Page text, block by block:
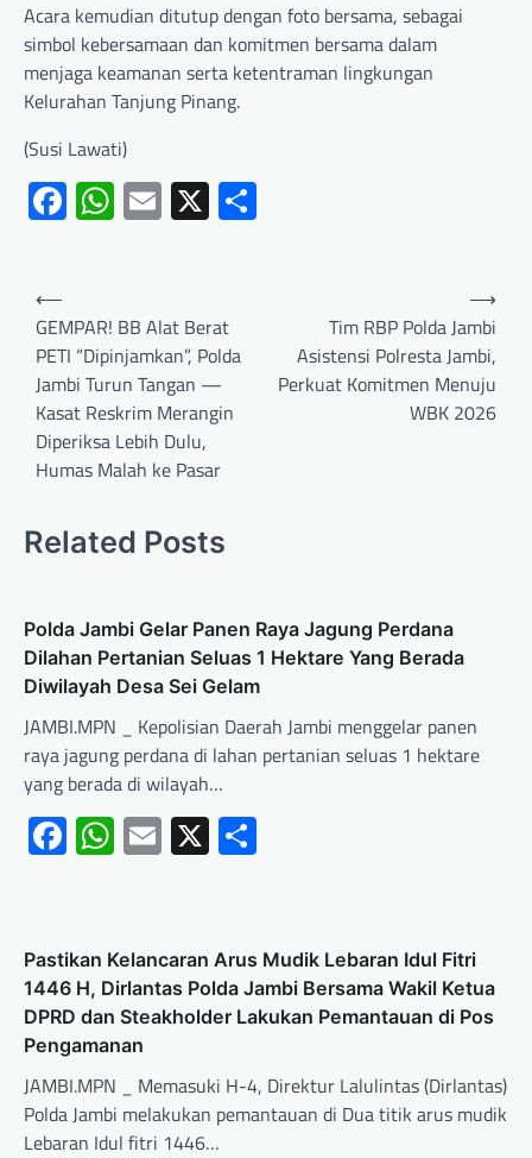
Acara kemudian ditutup dengan foto bersama, sebagai
simbol kebersamaan dan komitmen bersama dalam
menjaga keamanan serta ketentraman lingkungan
Kelurahan Tanjung Pinang.
(Susi Lawati)
Facebook
WhatsApp
Email
X
⟵
GEMPAR! BB Alat Berat
PETI “Dipinjamkan”, Polda
Jambi Turun Tangan —
Kasat Reskrim Merangin
Diperiksa Lebih Dulu,
Humas Malah ke Pasar
Tim RBP Polda Jambi
Asistensi Polresta Jambi,
Perkuat Komitmen Menuju
WBK 2026
⟶
Related Posts
Polda Jambi Gelar Panen Raya Jagung Perdana
Dilahan Pertanian Seluas 1 Hektare Yang Berada
Diwilayah Desa Sei Gelam
JAMBI.MPN _ Kepolisian Daerah Jambi menggelar panen
raya jagung perdana di lahan pertanian seluas 1 hektare
yang berada di wilayah…
Facebook
WhatsApp
Email
X
Pastikan Kelancaran Arus Mudik Lebaran Idul Fitri
1446 H, Dirlantas Polda Jambi Bersama Wakil Ketua
DPRD dan Steakholder Lakukan Pemantauan di Pos
Pengamanan
JAMBI.MPN _ Memasuki H-4, Direktur Lalulintas (Dirlantas)
Polda Jambi melakukan pemantauan di Dua titik arus mudik
Lebaran Idul fitri 1446…